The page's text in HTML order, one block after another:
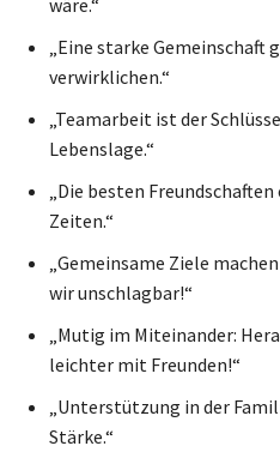
„Eine starke
verwirklichen.“
„Teamarbeit ist der
Lebenslage.“
„Die besten
Zeiten.“
„Gemeinsame Ziele
wir unschlagbar!“
„Mutig im Miteinander:
leichter mit Freunden!“
„Unterstützung in der
Stärke.“